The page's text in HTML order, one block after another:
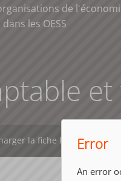
de
les OESS
et
la fiche PDF Error
An error